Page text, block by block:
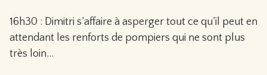
16h30 : Dimitri s’affaire à asperger tout ce qu’il peut en
attendant les renforts de pompiers qui ne sont plus
très loin…